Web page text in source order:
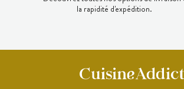
la rapidité d'expédition.